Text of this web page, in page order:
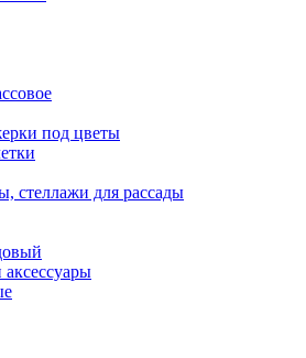
под цветы
стеллажи для рассады